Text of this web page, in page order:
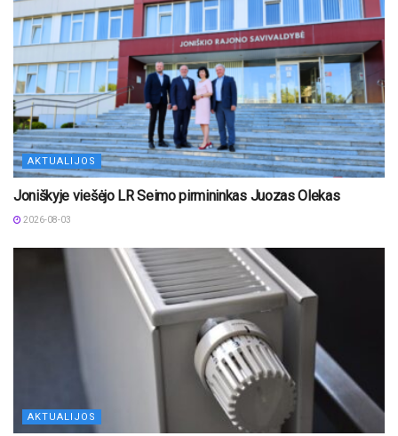
AKTUALIJOS
Joniškyje viešėjo LR Seimo pirmininkas Juozas Olekas
2026-08-03
AKTUALIJOS